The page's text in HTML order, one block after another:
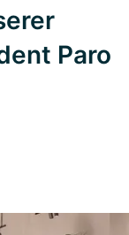
Paro